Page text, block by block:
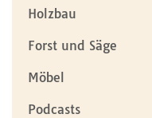
Holzbau
Forst und Säge
Möbel
Podcasts